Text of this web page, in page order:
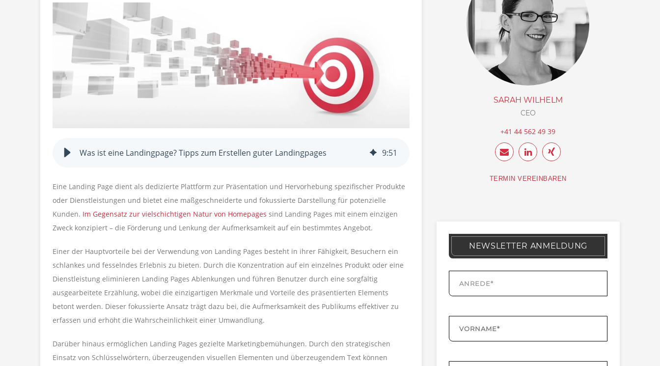
Was ist eine Landingpage? Tipps zum Erstellen guter Landingpages 9:51
Eine Landing Page dient als dedizierte Plattform zur Präsentation und Hervorhebung spezifischer Produkte
oder Dienstleistungen und bietet eine maßgeschneiderte und fokussierte Darstellung für potenzielle
Kunden. Im Gegensatz zur vielschichtigen Natur von Homepages sind Landing Pages mit einem einzigen
Zweck konzipiert – die Förderung und Lenkung der Aufmerksamkeit auf ein bestimmtes Angebot.
Einer der Hauptvorteile bei der Verwendung von Landing Pages besteht in ihrer Fähigkeit, Besuchern ein
schlankes und fesselndes Erlebnis zu bieten. Durch die Konzentration auf ein einzelnes Produkt oder eine
Dienstleistung eliminieren Landing Pages Ablenkungen und führen Benutzer durch eine sorgfältig
ausgearbeitete Erzählung, wobei die einzigartigen Merkmale und Vorteile des präsentierten Elements
betont werden. Dieser fokussierte Ansatz trägt dazu bei, die Aufmerksamkeit des Publikums effektiver zu
erfassen und erhöht die Wahrscheinlichkeit einer Umwandlung.
Darüber hinaus ermöglichen Landing Pages gezielte Marketingbemühungen. Durch den strategischen
Einsatz von Schlüsselwörtern, überzeugenden visuellen Elementen und überzeugendem Text können
SARAH WILHELM
CEO
+41 44 562 49 39
TERMIN VEREINBAREN
NEWSLETTER ANMELDUNG